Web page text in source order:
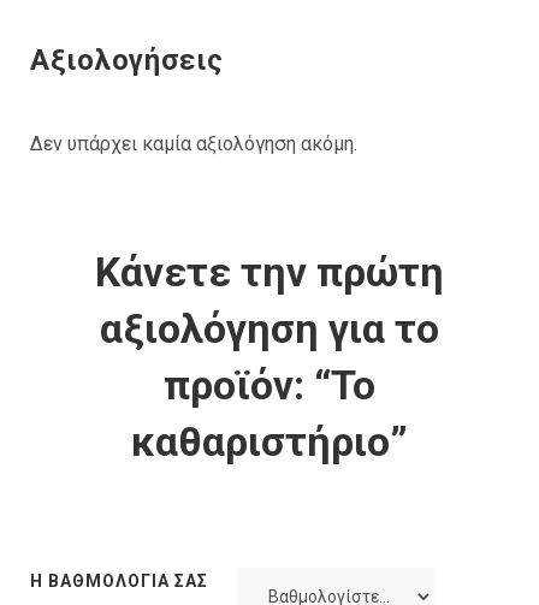
Αξιολογήσεις
Δεν υπάρχει καμία αξιολόγηση ακόμη.
Κάνετε την πρώτη
αξιολόγηση για το
προϊόν: “Το
καθαριστήριο”
Η ΒΑΘΜΟΛΟΓΊΑ ΣΑΣ